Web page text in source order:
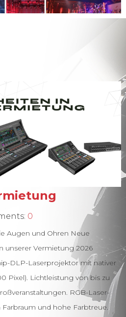
0
Augen und Ohren Neue
unserer Vermietung 2026
DLP-Laserprojektor mit nativer
Pixel). Lichtleistung von bis zu
RGB-Laser-
und hohe Farbtreue.